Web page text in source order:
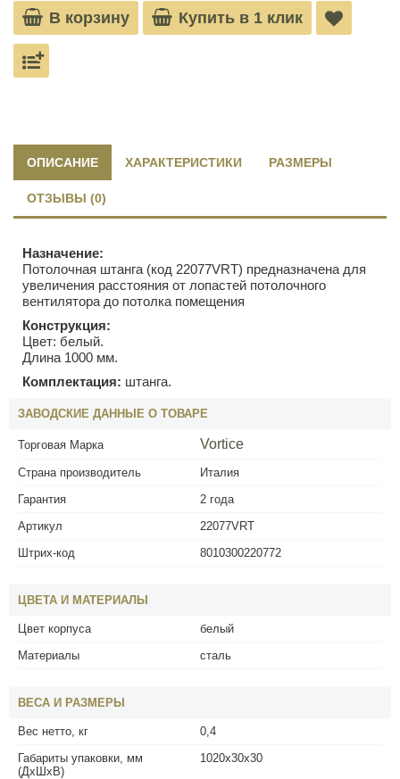
В корзину Купить в 1 клик
ОПИСАНИЕ ХАРАКТЕРИСТИКИ РАЗМЕРЫ
ОТЗЫВЫ (0)
Назначение:
Потолочная штанга (код 22077VRT) предназначена для
увеличения расстояния от лопастей потолочного
вентилятора до потолка помещения
Конструкция:
Цвет: белый.
Длина 1000 мм.
Комплектация: штанга.
ЗАВОДСКИЕ ДАННЫЕ О ТОВАРЕ
Торговая Марка Vortice
Страна производитель
Италия
Гарантия
2 года
Артикул
22077VRT
Штрих-код
8010300220772
ЦВЕТА И МАТЕРИАЛЫ
Цвет корпуса
белый
Материалы
сталь
ВЕСА И РАЗМЕРЫ
Вес нетто, кг
0,4
Габариты упаковки, мм
(ДхШхВ)
1020x30x30